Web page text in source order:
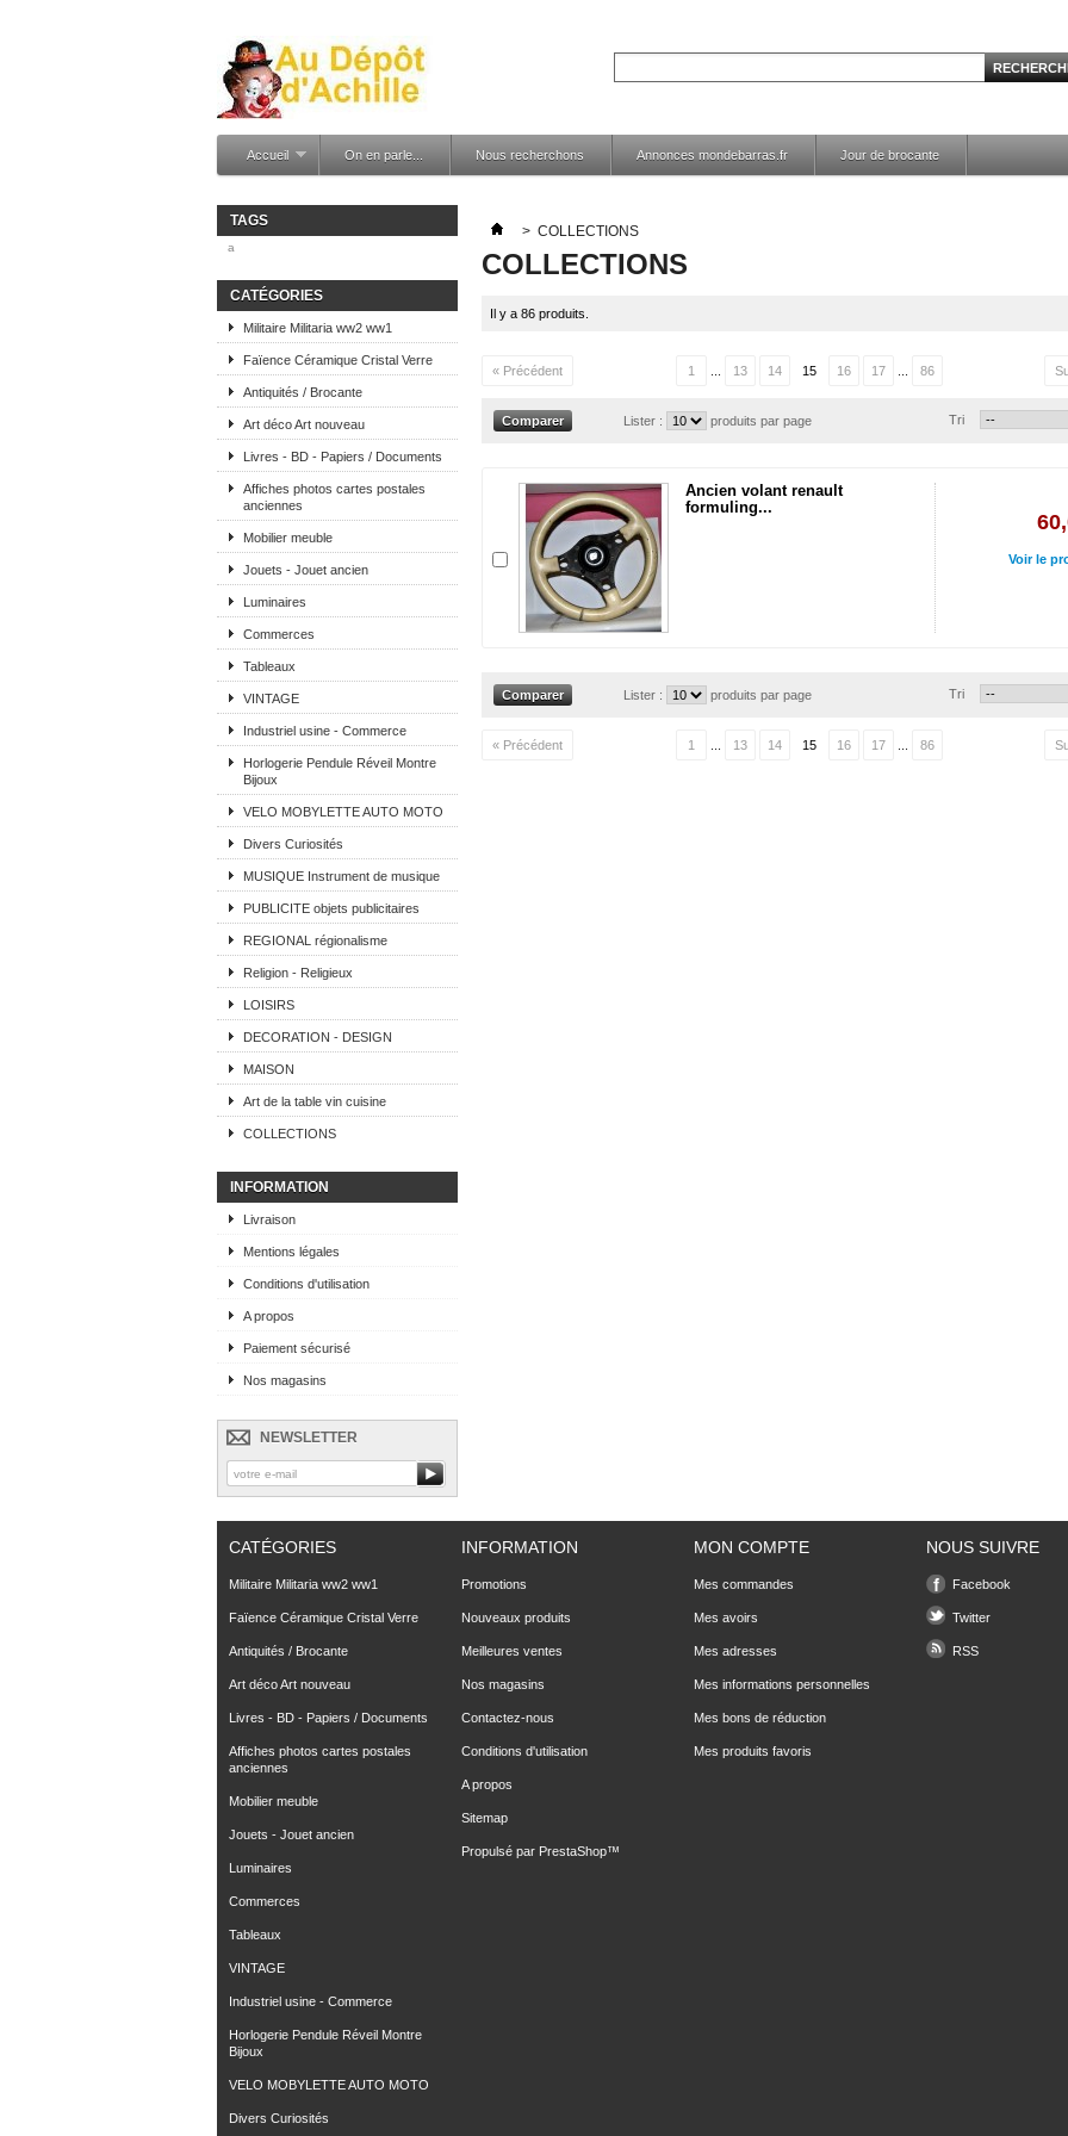
Accueil On en parle... Nous recherchons Annonces mondebarras.fr Jour de brocante
TAGS
a
CATÉGORIES
Militaire Militaria ww2 ww1
Faïence Céramique Cristal Verre
Antiquités / Brocante
Art déco Art nouveau
Livres - BD - Papiers / Documents
Affiches photos cartes postales
anciennes
Mobilier meuble
Jouets - Jouet ancien
Luminaires
Commerces
Tableaux
VINTAGE
Industriel usine - Commerce
Horlogerie Pendule Réveil Montre
Bijoux
VELO MOBYLETTE AUTO MOTO
Divers Curiosités
MUSIQUE Instrument de musique
PUBLICITE objets publicitaires
REGIONAL régionalisme
Religion - Religieux
LOISIRS
DECORATION - DESIGN
MAISON
Art de la table vin cuisine
COLLECTIONS
INFORMATION
Livraison
Mentions légales
Conditions d'utilisation
A propos
Paiement sécurisé
Nos magasins
NEWSLETTER
> COLLECTIONS
COLLECTIONS
Il y a 86 produits.
« Précédent 1 13 14 15 16 17 86
Tri
Lister : produits par page
Ancien volant renault
formuling...
Voir le
Tri
Lister : produits par page
« Précédent 1 13 14 15 16 17 86
CATÉGORIES
Militaire Militaria ww2 ww1
Faïence Céramique Cristal Verre
Antiquités / Brocante
Art déco Art nouveau
Livres - BD - Papiers / Documents
Affiches photos cartes postales
anciennes
Mobilier meuble
Jouets - Jouet ancien
Luminaires
Commerces
Tableaux
VINTAGE
Industriel usine - Commerce
Horlogerie Pendule Réveil Montre
Bijoux
VELO MOBYLETTE AUTO MOTO
Divers Curiosités
INFORMATION
Promotions
Nouveaux produits
Meilleures ventes
Nos magasins
Contactez-nous
Conditions d'utilisation
A propos
Sitemap
Propulsé par PrestaShop™
MON COMPTE
Mes commandes
Mes avoirs
Mes adresses
Mes informations personnelles
Mes bons de réduction
Mes produits favoris
NOUS SUIVRE
Facebook
Twitter
RSS